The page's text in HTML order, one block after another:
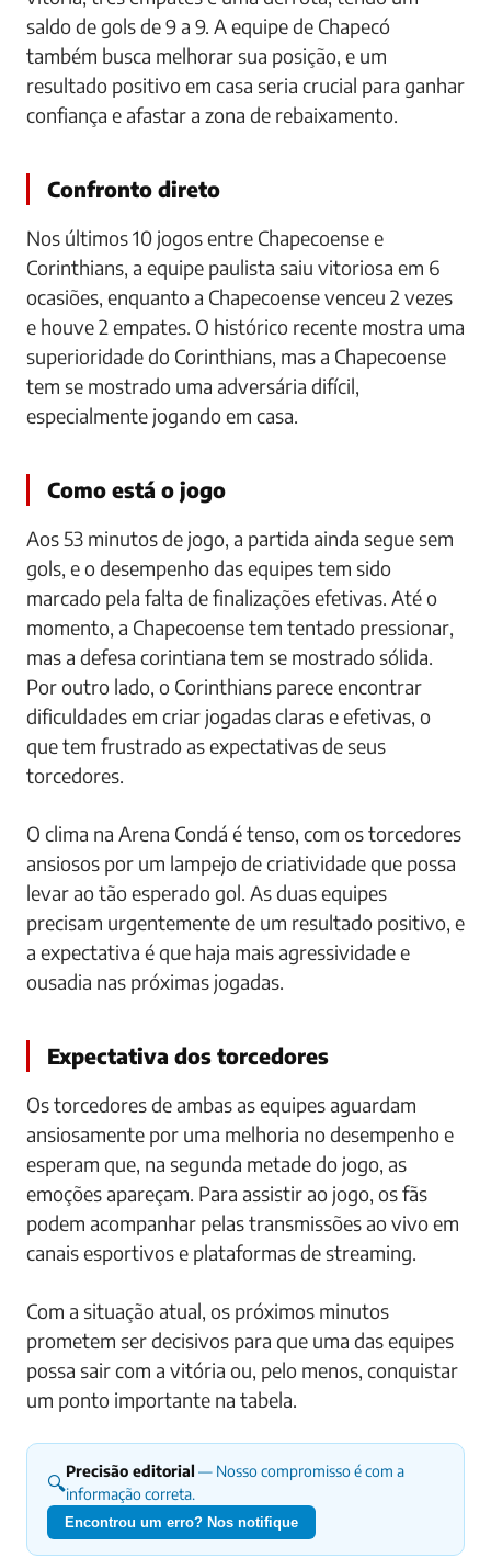
saldo de gols de 9 a 9. A equipe de Chapecó
também busca melhorar sua posição, e um
resultado positivo em casa seria crucial para ganhar
confiança e afastar a zona de rebaixamento.
Confronto direto
Nos últimos 10 jogos entre Chapecoense e
Corinthians, a equipe paulista saiu vitoriosa em 6
ocasiões, enquanto a Chapecoense venceu 2 vezes
e houve 2 empates. O histórico recente mostra uma
superioridade do Corinthians, mas a Chapecoense
tem se mostrado uma adversária difícil,
especialmente jogando em casa.
Como está o jogo
Aos 53 minutos de jogo, a partida ainda segue sem
gols, e o desempenho das equipes tem sido
marcado pela falta de finalizações efetivas. Até o
momento, a Chapecoense tem tentado pressionar,
mas a defesa corintiana tem se mostrado sólida.
Por outro lado, o Corinthians parece encontrar
dificuldades em criar jogadas claras e efetivas, o
que tem frustrado as expectativas de seus
torcedores.
O clima na Arena Condá é tenso, com os torcedores
ansiosos por um lampejo de criatividade que possa
levar ao tão esperado gol. As duas equipes
precisam urgentemente de um resultado positivo, e
a expectativa é que haja mais agressividade e
ousadia nas próximas jogadas.
Expectativa dos torcedores
Os torcedores de ambas as equipes aguardam
ansiosamente por uma melhoria no desempenho e
esperam que, na segunda metade do jogo, as
emoções apareçam. Para assistir ao jogo, os fãs
podem acompanhar pelas transmissões ao vivo em
canais esportivos e plataformas de streaming.
Com a situação atual, os próximos minutos
prometem ser decisivos para que uma das equipes
possa sair com a vitória ou, pelo menos, conquistar
um ponto importante na tabela.
🔍Precisão editorial — Nosso compromisso é com a
informação correta.
Encontrou um erro? Nos notifique